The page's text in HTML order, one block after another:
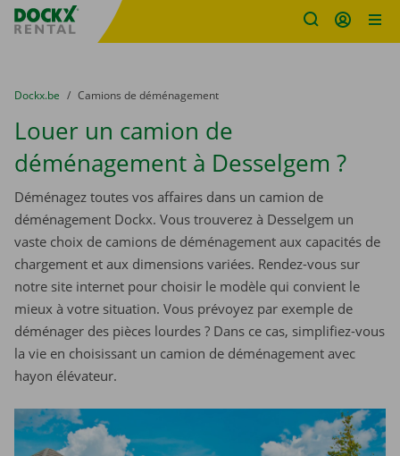
sitename
You are here:
du
Dockx.be to
Camions de déménagement
Louer un camion de
déménagement à Desselgem ?
Déménagez toutes vos affaires dans un camion de
déménagement Dockx. Vous trouverez à Desselgem un
vaste choix de camions de déménagement aux capacités de
chargement et aux dimensions variées. Rendez-vous sur
notre site internet pour choisir le modèle qui convient le
mieux à votre situation. Vous prévoyez par exemple de
déménager des pièces lourdes ? Dans ce cas, simplifiez-vous
la vie en choisissant un camion de déménagement avec
hayon élévateur.